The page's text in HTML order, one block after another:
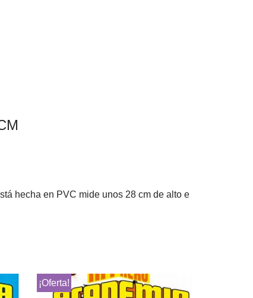
hecha en PVC mide unos 28 cm de alto e
¡Oferta!